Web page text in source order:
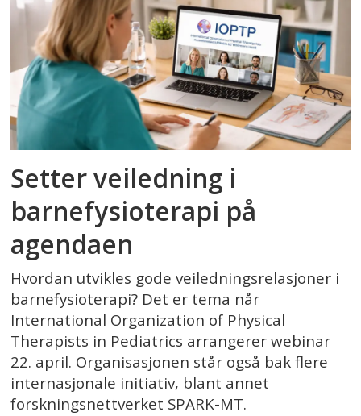
Setter veiledning i
barnefysioterapi på
agendaen
Hvordan utvikles gode veiledningsrelasjoner i
barnefysioterapi? Det er tema når
International Organization of Physical
Therapists in Pediatrics arrangerer webinar
22. april. Organisasjonen står også bak flere
internasjonale initiativ, blant annet
forskningsnettverket SPARK-MT.